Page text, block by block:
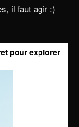
il faut agir :)
pour explorer